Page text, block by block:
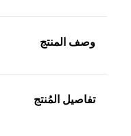
وصف المنتج
تفاصيل المُنتج